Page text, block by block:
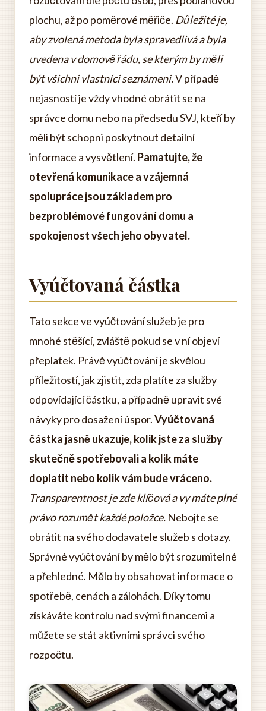
plochu, až po poměrové měřiče. Důležité je,
aby zvolená metoda byla spravedlivá a byla
uvedena v domově řádu, se kterým by měli
být všichni vlastníci seznámeni.V případě
nejasností je vždy vhodné obrátit se na
správce domu nebo na předsedu SVJ, kteří by
měli být schopni poskytnout detailní
informace a vysvětlení. Pamatujte, že
otevřená komunikace a vzájemná
spolupráce jsou základem pro
bezproblémové fungování domu a
spokojenost všech jeho obyvatel.
Vyúčtovaná částka
Tato sekce ve vyúčtování služeb je pro
mnohé stěšící, zvláště pokud se v ní objeví
přeplatek. Právě vyúčtování je skvělou
příležitostí, jak zjistit, zda platíte za služby
odpovídající částku, a případně upravit své
návyky pro dosažení úspor.Vyúčtovaná
částka jasně ukazuje, kolik jste za služby
skutečně spotřebovali a kolik máte
doplatit nebo kolik vám bude vráceno.
Transparentnost je zde klíčová a vy máte plné
právo rozumět každé položce. Nebojte se
obrátit na svého dodavatele služeb s dotazy.
Správné vyúčtování by mělo být srozumitelné
a přehledné. Mělo by obsahovat informace o
spotřebě, cenách a zálohách. Díky tomu
získáváte kontrolu nad svými financemi a
můžete se stát aktivními správci svého
rozpočtu.